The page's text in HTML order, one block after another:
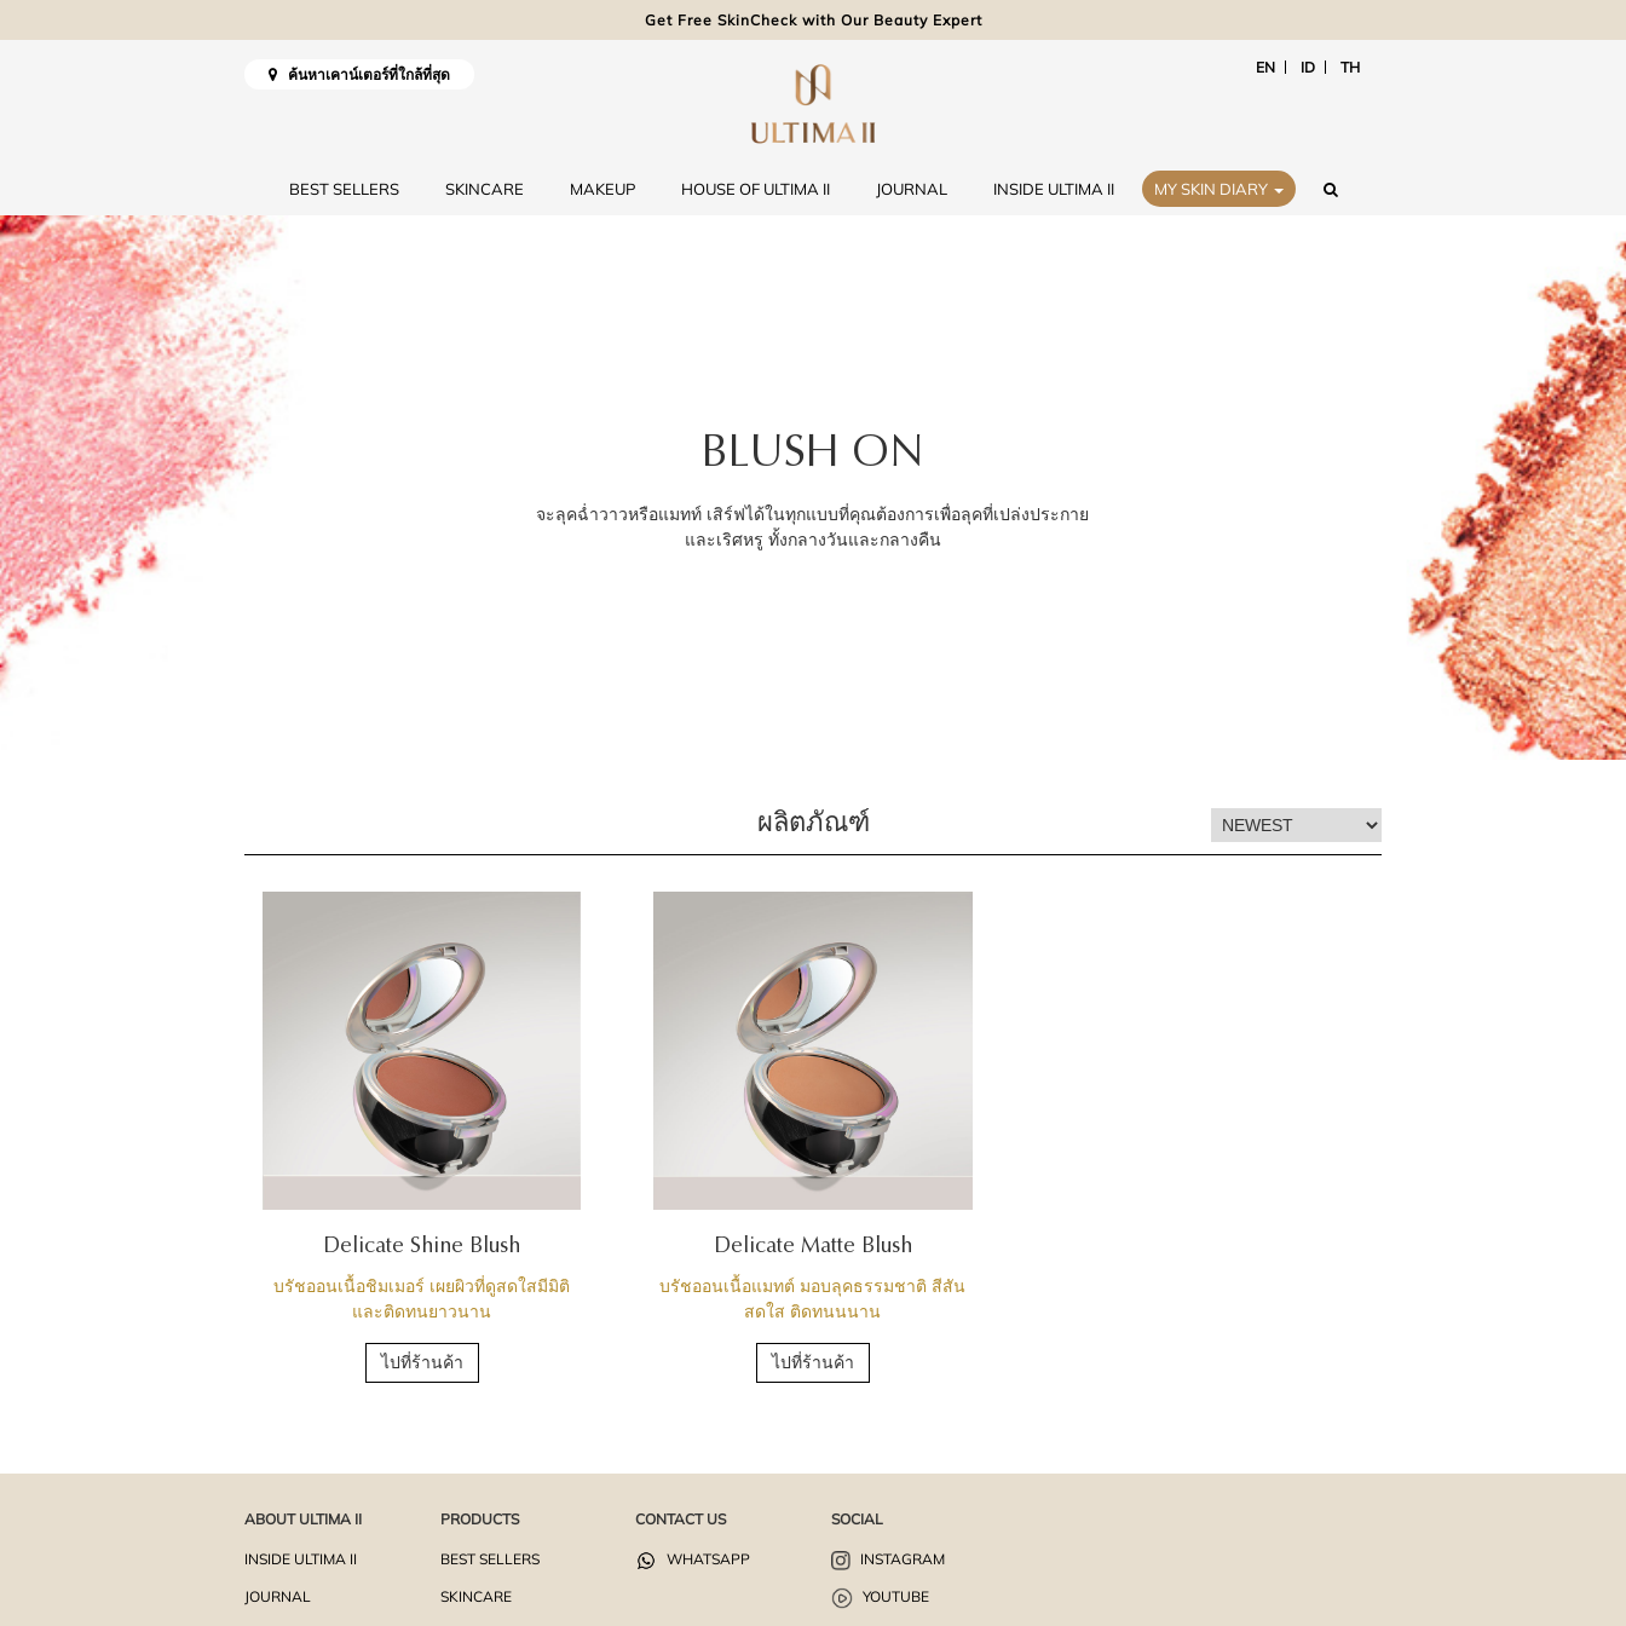
Get Free SkinCheck with Our Beauty Expert
ค้นหาเคาน์เตอร์ที่ใกล้ที่สุด EN ID TH
BEST SELLERS SKINCARE MAKEUP HOUSE OF ULTIMA II JOURNAL INSIDE ULTIMA II MY SKIN DIARY
BLUSH ON
จะลุคฉ่ำวาวหรือแมทท์ เสิร์ฟได้ในทุกแบบที่คุณต้องการเพื่อลุคที่เปล่งประกาย
และเริศหรู ทั้งกลางวันและกลางคืน
ผลิตภัณฑ์
Delicate Shine Blush
บรัชออนเนื้อชิมเมอร์ เผยผิวที่ดูสดใสมีมิติ
และติดทนยาวนาน
ไปที่ร้านค้า
Delicate Matte Blush
บรัชออนเนื้อแมทต์ มอบลุคธรรมชาติ สีสัน
สดใส ติดทนนนาน
ไปที่ร้านค้า
ABOUT ULTIMA II
INSIDE ULTIMA II
JOURNAL
PRODUCTS
BEST SELLERS
SKINCARE
CONTACT US
WHATSAPP
SOCIAL
INSTAGRAM
YOUTUBE